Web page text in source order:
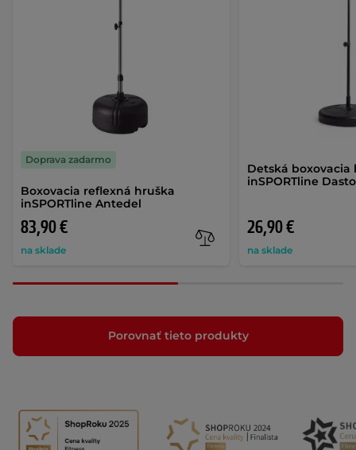
Boxovacia reflexná hruška
inSPORTline Antedel
83,90 €
na sklade
Doprava zadarmo
Detská boxovacia
inSPORTline
26,90 €
na sklade
Porovnať tieto produkty